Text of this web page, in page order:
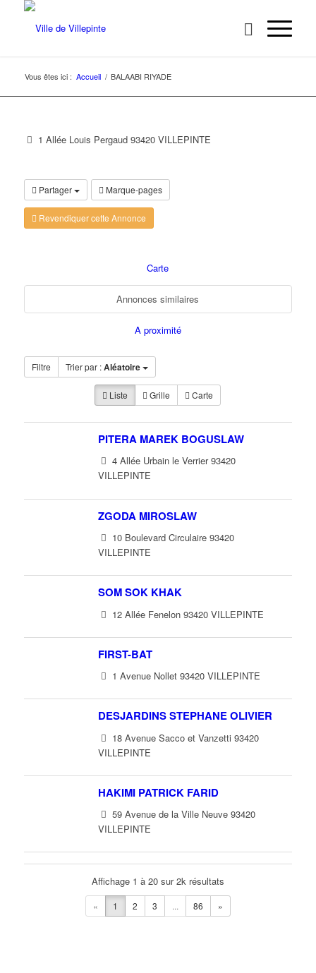
Vous êtes ici : Accueil / BALAABI RIYADE
1 Allée Louis Pergaud 93420 VILLEPINTE
Partager Marque-pages
Revendiquer cette Annonce
Carte
Annonces similaires
A proximité
Filtre Trier par :Aléatoire
Liste Grille Carte
PITERA MAREK BOGUSLAW
4 Allée Urbain le Verrier 93420
VILLEPINTE
ZGODA MIROSLAW
10 Boulevard Circulaire 93420
VILLEPINTE
SOM SOK KHAK
12 Allée Fenelon 93420 VILLEPINTE
FIRST-BAT
1 Avenue Nollet 93420 VILLEPINTE
DESJARDINS STEPHANE OLIVIER
18 Avenue Sacco et Vanzetti 93420
VILLEPINTE
HAKIMI PATRICK FARID
59 Avenue de la Ville Neuve 93420
VILLEPINTE
SOCIETE SCRIBE-GROUPE CADET
9 Allée des Impressionnistes 93420
VILLEPINTE
Affichage 1 à 20 sur 2k résultats
« 1 2 3 ... 86 »